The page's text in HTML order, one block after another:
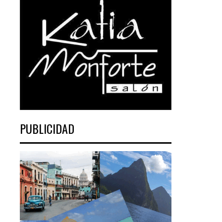
PUBLICIDAD